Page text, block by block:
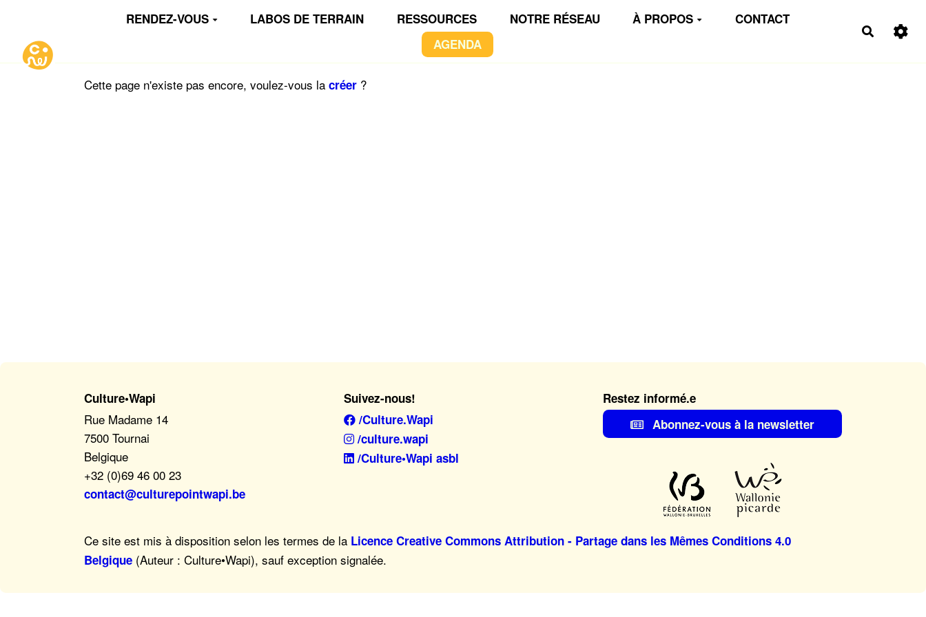
Aller au contenu principalRENDEZ-VOUS LABOS DE TERRAIN RESSOURCES NOTRE RÉSEAU À PROPOS
CONTACT
AGENDA
Cette page n'existe pas encore, voulez-vous la créer ?
Culture•Wapi
Rue Madame 14
7500 Tournai
Belgique
+32 (0)69 46 00 23
contact@culturepointwapi.be
Suivez-nous!
/Culture.Wapi
/culture.wapi
/Culture•Wapi asbl
Restez informé.e
Abonnez-vous à la newsletter
Ce site est mis à disposition selon les termes de la Licence Creative Commons Attribution - Partage dans les Mêmes Conditions 4.0
Belgique (Auteur : Culture•Wapi), sauf exception signalée.